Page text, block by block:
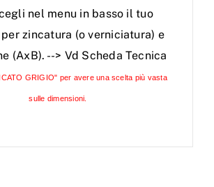
nel menu in basso il tuo
zincatura (o verniciatura) e
(AxB). --> Vd Scheda Tecnica
GRIGIO" per avere una scelta più vasta
sulle dimensioni.